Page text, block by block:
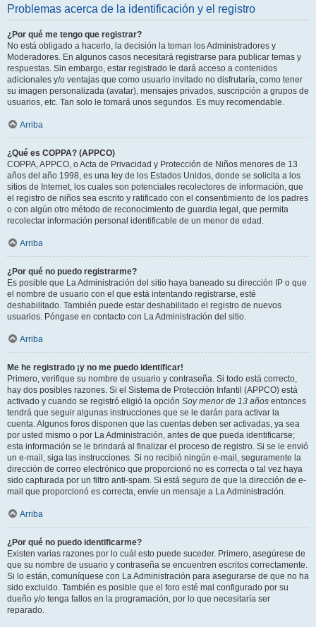
Problemas acerca de la identificación y el registro
¿Por qué me tengo que registrar?
No está obligado a hacerlo, la decisión la toman los Administradores y
Moderadores. En algunos casos necesitará registrarse para publicar temas y
respuestas. Sin embargo, estar registrado le dará acceso a contenidos
adicionales y/o ventajas que como usuario invitado no disfrutaría, como tener
su imagen personalizada (avatar), mensajes privados, suscripción a grupos de
usuarios, etc. Tan solo le tomará unos segundos. Es muy recomendable.
Arriba
¿Qué es COPPA? (APPCO)
COPPA, APPCO, o Acta de Privacidad y Protección de Niños menores de 13
años del año 1998, es una ley de los Estados Unidos, donde se solicita a los
sitios de Internet, los cuales son potenciales recolectores de información, que
el registro de niños sea escrito y ratificado con el consentimiento de los padres
o con algún otro método de reconocimiento de guardia legal, que permita
recolectar información personal identificable de un menor de edad.
Arriba
¿Por qué no puedo registrarme?
Es posible que La Administración del sitio haya baneado su dirección IP o que
el nombre de usuario con el que está intentando registrarse, esté
deshabilitado. También puede estar deshabilitado el registro de nuevos
usuarios. Póngase en contacto con La Administración del sitio.
Arriba
Me he registrado ¡y no me puedo identificar!
Primero, verifique su nombre de usuario y contraseña. Si todo está correcto,
hay dos posibles razones. Si el Sistema de Protección Infantil (APPCO) está
activado y cuando se registró eligió la opción Soy menor de 13 años entonces
tendrá que seguir algunas instrucciones que se le darán para activar la
cuenta. Algunos foros disponen que las cuentas deben ser activadas, ya sea
por usted mismo o por La Administración, antes de que pueda identificarse;
esta información se le brindará al finalizar el proceso de registro. Si se le envió
un e-mail, siga las instrucciones. Si no recibió ningún e-mail, seguramente la
dirección de correo electrónico que proporcionó no es correcta o tal vez haya
sido capturada por un filtro anti-spam. Si está seguro de que la dirección de e-
mail que proporcionó es correcta, envíe un mensaje a La Administración.
Arriba
¿Por qué no puedo identificarme?
Existen varias razones por lo cuál esto puede suceder. Primero, asegúrese de
que su nombre de usuario y contraseña se encuentren escritos correctamente.
Si lo están, comuníquese con La Administración para asegurarse de que no ha
sido excluido. También es posible que el foro esté mal configurado por su
dueño y/o tenga fallos en la programación, por lo que necesitaría ser
reparado.